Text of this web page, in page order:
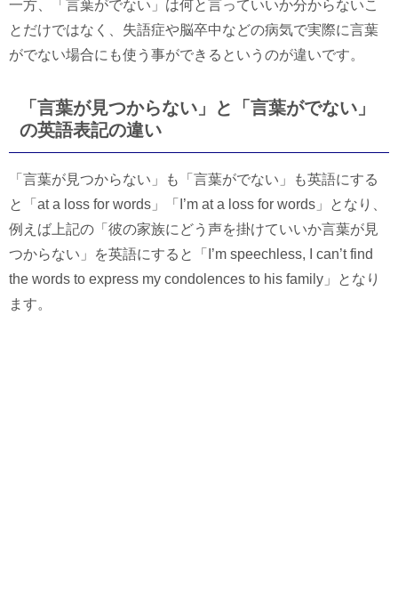
一方、「言葉がでない」は何と言っていいか分からないこ
とだけではなく、失語症や脳卒中などの病気で実際に言葉
がでない場合にも使う事ができるというのが違いです。
「言葉が見つからない」と「言葉がでない」
の英語表記の違い
「言葉が見つからない」も「言葉がでない」も英語にする
と「at a loss for words」「I’m at a loss for words」となり、
例えば上記の「彼の家族にどう声を掛けていいか言葉が見
つからない」を英語にすると「I’m speechless, I can’t find
the words to express my condolences to his family」となり
ます。